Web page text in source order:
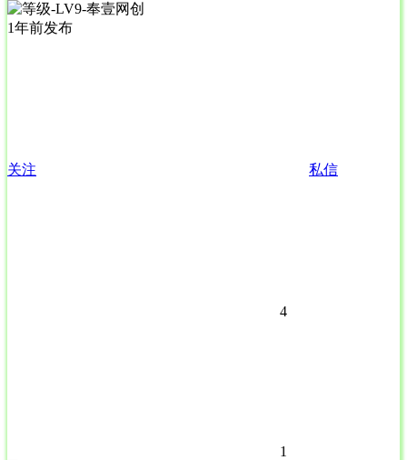
1年前发布
关注 私信
4
1